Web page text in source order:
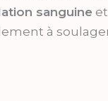
sanguine
à